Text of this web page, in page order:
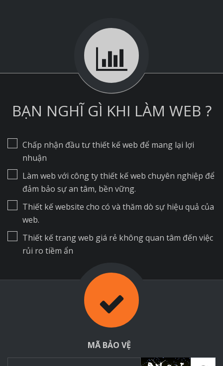
BẠN NGHĨ GÌ KHI LÀM WEB ?
Chấp nhận đầu tư thiết kế web để mang lại lợi
nhuận
Làm web với công ty thiết kế web chuyên nghiệp để
đảm bảo sự an tâm, bền vững.
Thiết kế website cho có và thăm dò sự hiệu quả của
web.
Thiết kế trang web giá rẻ không quan tâm đến việc
rủi ro tiềm ẩn
MÃ BẢO VỆ